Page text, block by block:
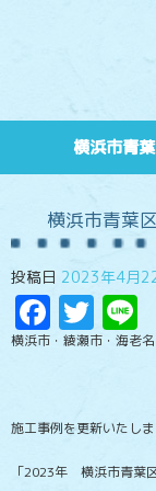
横浜市青
横浜市青葉
投稿日 2023年4月
横浜市・綾瀬市・海老
施工事例を更新いたしま
「2023年 横浜市青葉